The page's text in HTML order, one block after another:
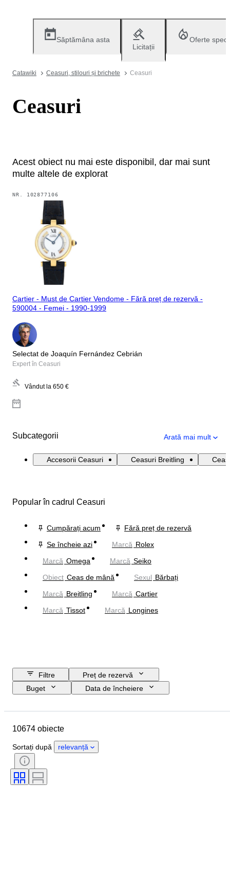
Săptămâna asta
Licitații
Oferte
Catawiki Ceasuri, stilouri și brichete Ceasuri
Ceasuri
Acest obiect nu mai este disponibil, dar mai sunt
multe altele de explorat
NR. 102877106
Cartier - Must de Cartier Vendome - Fără preț de rezervă -
590004 - Femei - 1990-1999
Selectat de Joaquín Fernández Cebrián
Expert în Ceasuri
Vândut la 650 €
Subcategorii Arată mai mult
Accesorii Ceasuri Ceasuri Breitling
Popular în cadrul Ceasuri
Cumpărați acum
Fără preț de rezervă
Se încheie azi
Marcă Rolex
Marcă Omega Marcă Seiko
Obiect Ceas de mână Sexul Bărbați
Marcă Breitling Marcă Cartier
Marcă Tissot Marcă Longines
Filtre
Preț de rezervă
Buget
Data de încheiere
Obiect
Sexul
Perioadă
Certificare
Subiect
Culoare
10674 obiecte
Sortați după relevanță